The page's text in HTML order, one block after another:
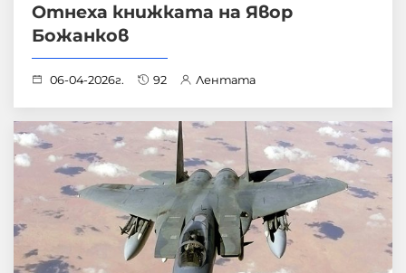
Отнеха книжката на Явор
Божанков
06-04-2026г. 92 Лентата